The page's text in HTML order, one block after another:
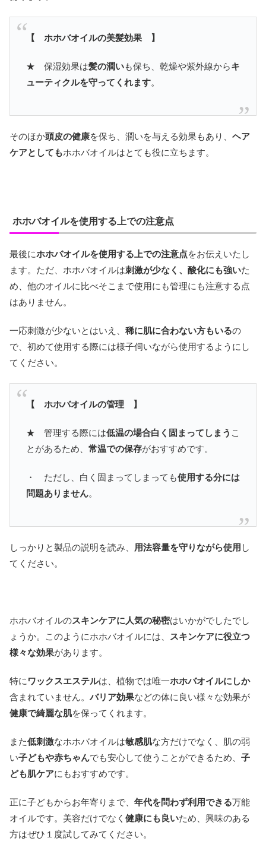
【 ホホバオイルの美髪効果 】
★ 保湿効果は髪の潤いも保ち、乾燥や紫外線からキ
ューティクルを守ってくれます。
そのほか頭皮の健康を保ち、潤いを与える効果もあり、 ヘア
ケアとしてもホホバオイルはとても役に立ちます。
ホホバオイルを使用する上での注意点
最後にホホバオイルを使用する上での注意点をお伝えいたし
ます。ただ、ホホバオイルは刺激が少なく、酸化にも強いた
め、他のオイルに比べそこまで使用にも管理にも注意する点
はありません。
一応刺激が少ないとはいえ、 稀に肌に合わない方もいるの
で、初めて使用する際には様子伺いながら使用するようにし
てください。
【 ホホバオイルの管理 】
★ 管理する際には低温の場合白く固まってしまう こ
とがあるため、 常温での保存がおすすめです。
・ ただし、白く固まってしまっても使用する分には
問題ありません。
しっかりと製品の説明を読み、 用法容量を守りながら使用 し
てください。
ホホバオイルのスキンケアに人気の秘密はいかがでしたでし
ょうか。このようにホホバオイルには、
スキンケアに役立つ
様々な効果があります。
特に ワックスエステルは、植物では唯一ホホバオイルにしか
含まれていません。 バリア効果などの体に良い様々な効果が
健康で綺麗な肌を保ってくれます。
また低刺激なホホバオイルは敏感肌な方だけでなく、肌の弱
い子どもや赤ちゃんでも安心して使うことができるため、 子
ども肌ケアにもおすすめです。
正に子どもからお年寄りまで、 年代を問わず利用できる万能
オイルです。美容だけでなく 健康にも良いため、興味のある
方はぜひ１度試してみてください。